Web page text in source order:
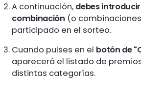
A continuación, debes
combinación (o
participado en el sorteo.
Cuando pulses en el botón de
aparecerá el listado de
distintas categorías.